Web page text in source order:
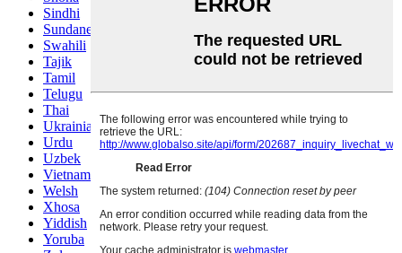
Sindhi
Sundanese
Swahili
Tajik
Tamil
Telugu
Thai
Ukrainian
Urdu
Uzbek
Vietnamese
Welsh
Xhosa
Yiddish
Yoruba